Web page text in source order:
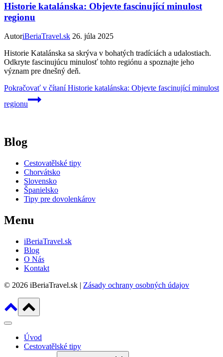
Historie katalánska: Objevte fascinující minulost
regionu
AutoriBeriaTravel.sk 26. júla 2025
Historie Katalánska sa skrýva v bohatých tradíciách a udalostiach.
Odkryte fascinujúcu minulosť tohto regiónu a spoznajte jeho
význam pre dnešný deň.
Pokračovať v čítaníHistorie katalánska: Objevte fascinující minulost
regionu
Blog
Cestovatělské tipy
Chorvátsko
Slovensko
Španielsko
Tipy pre dovolenkárov
Menu
iBeriaTravel.sk
Blog
O Nás
Kontakt
© 2026 iBeriaTravel.sk | Zásady ochrany osobných údajov
Úvod
Cestovatělské tipy